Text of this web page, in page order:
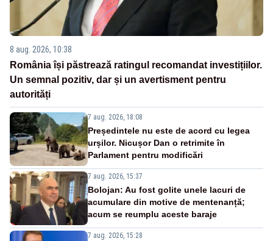
8 aug. 2026, 10:38
România își păstrează ratingul recomandat investițiilor.
Un semnal pozitiv, dar și un avertisment pentru
autorități
7 aug. 2026, 18:08
Președintele nu este de acord cu legea
urșilor. Nicușor Dan o retrimite în
Parlament pentru modificări
7 aug. 2026, 15:37
Bolojan: Au fost golite unele lacuri de
acumulare din motive de mentenanță;
acum se reumplu aceste baraje
7 aug. 2026, 15:28